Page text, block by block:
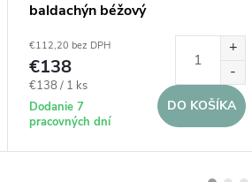
baldachýn béžový
€112,20 bez DPH
€138
Jednotková
cena:
€138 / 1 ks
Dodanie 7
pracovných dní
DO KOŠÍKA